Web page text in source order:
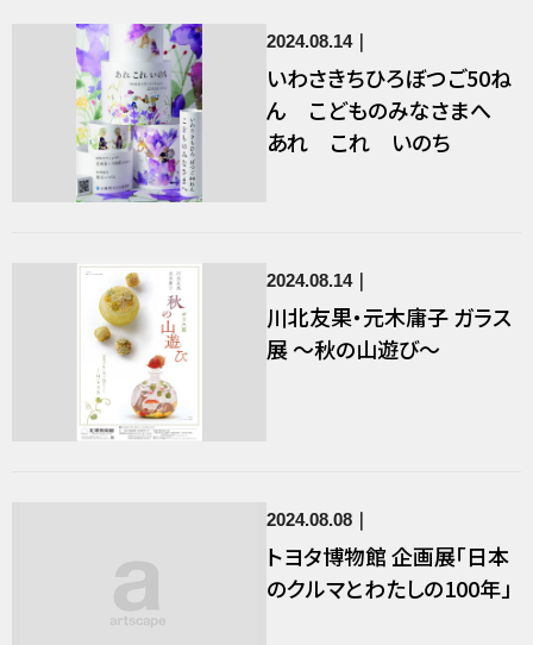
2024.08.14
いわさきちひろぼつご50ね
ん こどものみなさまへ
あれ これ いのち
2024.08.14
川北友果・元木庸子 ガラス
展 ～秋の山遊び～
2024.08.08
トヨタ博物館 企画展「日本
のクルマとわたしの100年」